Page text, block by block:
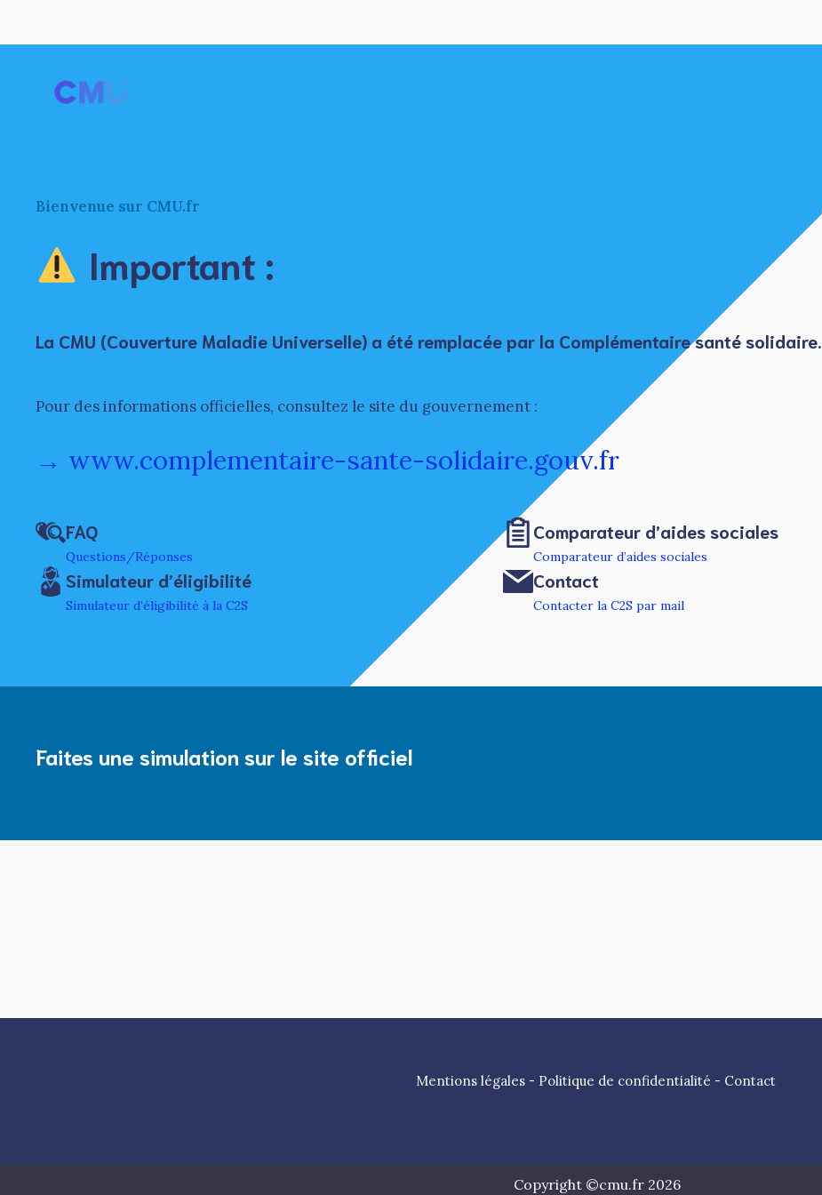
contenu
Bienvenue sur CMU.fr
Important :
La CMU (Couverture Maladie Universelle) a étéremplacéepar la Complémentaire santé solidaire.
Pour des informations officielles, consultez le site du gouvernement :
→ www.complementaire-sante-solidaire.gouv.fr
FAQ
Questions/Réponses
Comparateur d’aides sociales
Comparateur d’aides sociales
Simulateur d’éligibilité
Simulateur d’éligibilité à la C2S
Contact
Contacter la C2S par mail
Faites une simulation sur le site officiel
Mentions légales- Politique de confidentialité - Contact
Copyright ©cmu.fr 2026